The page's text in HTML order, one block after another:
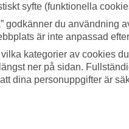
syfte (funktionella
godkänner du användning
är inte anpassad
vilka kategorier av cookies
ner på sidan.
dina personuppgifter är